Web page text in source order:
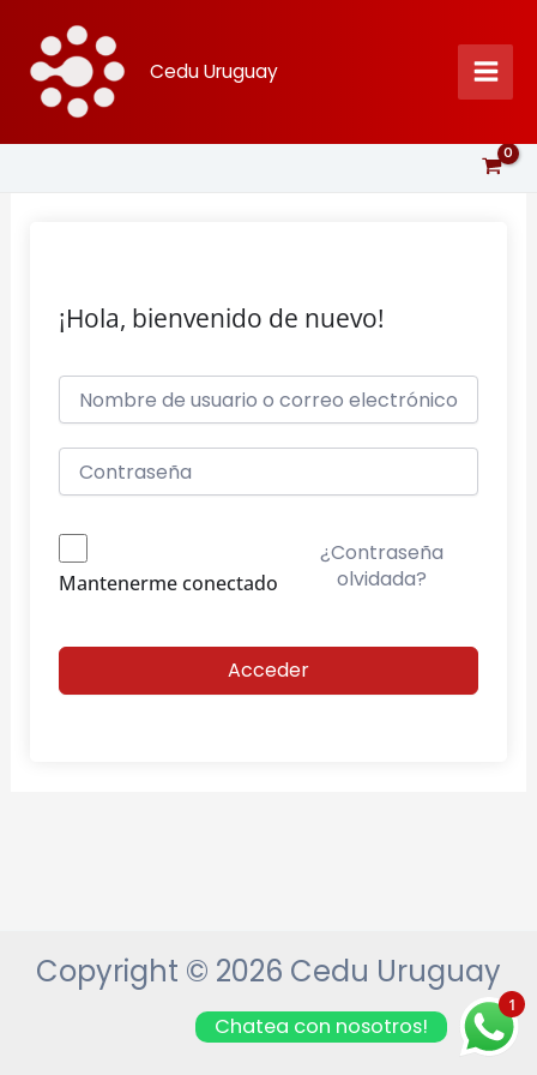
contenido
Cedu Uruguay
¡Hola, bienvenido de nuevo!
Mantenerme conectado
¿Contraseña
olvidada?
Acceder
Copyright © 2026 Cedu Uruguay
1
Chatea con nosotros!